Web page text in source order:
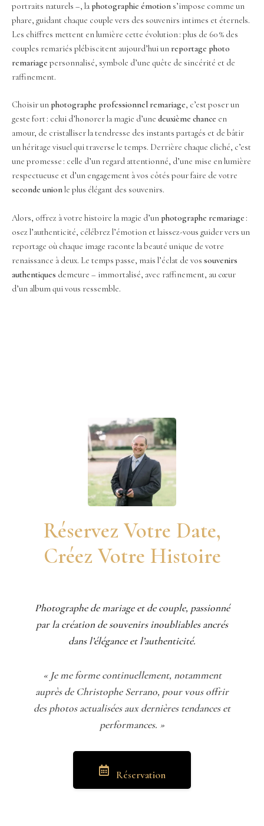
portraits naturels –, la photographie émotion s’impose comme un
phare, guidant chaque couple vers des souvenirs intimes et éternels.
Les chiffres mettent en lumière cette évolution : plus de 60 % des
couples remariés plébiscitent aujourd’hui un reportage photo
remariage personnalisé, symbole d’une quête de sincérité et de
raffinement.
Choisir un photographe professionnel remariage, c’est poser un
geste fort : celui d’honorer la magie d’une deuxième chance en
amour, de cristalliser la tendresse des instants partagés et de bâtir
un héritage visuel qui traverse le temps. Derrière chaque cliché, c’est
une promesse : celle d’un regard attentionné, d’une mise en lumière
respectueuse et d’un engagement à vos côtés pour faire de votre
seconde unionle plus élégant des souvenirs.
Alors, offrez à votre histoire la magie d’un photographe remariage :
osez l’authenticité, célébrez l’émotion et laissez-vous guider vers un
reportage où chaque image raconte la beauté unique de votre
renaissance à deux. Le temps passe, mais l’éclat de vos souvenirs
authentiques demeure – immortalisé, avec raffinement, au cœur
d’un album qui vous ressemble.
Réservez Votre Date,
Créez Votre Histoire
Photographe de mariage et de couple, passionné
par la création de souvenirs inoubliables ancrés
dans l’élégance et l’authenticité.
« Je me forme continuellement, notamment
auprès de Christophe Serrano, pour vous offrir
des photos actualisées aux dernières tendances et
performances. »
Réservation